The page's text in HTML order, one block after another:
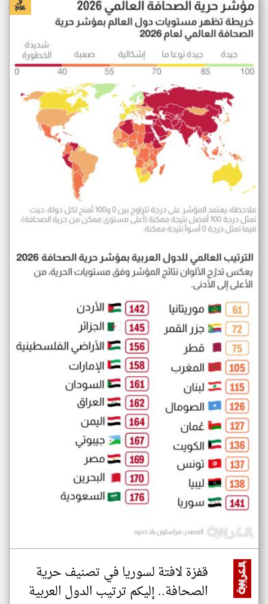
قفزة لافتة لسوريا في تصنيف حرية
الصحافة.. إليكم ترتيب الدول العربية